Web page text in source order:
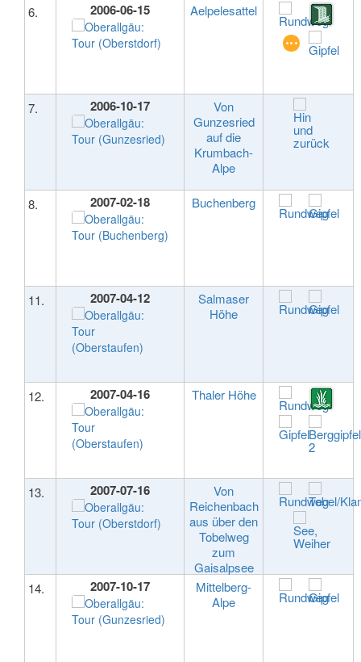
6. 2006-06-15 Aelpelesattel
7. 2006-10-17
Von
Gunzesried
auf die
Krumbach-
Alpe
8. 2007-02-18 Buchenberg
11. 2007-04-12
Salmaser
Höhe
12. 2007-04-16 Thaler Höhe
13. 2007-07-16
Von
Reichenbach
aus über den
Tobelweg
zum
Gaisalpsee
14.
2007-10-17
Mittelberg-
Alpe